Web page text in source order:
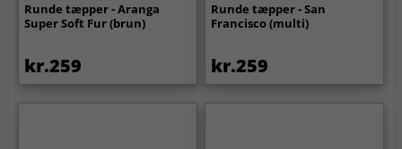
Runde tæpper - Aranga
Super Soft Fur (brun)
kr.259
Runde tæpper - San
Francisco (multi)
kr.259